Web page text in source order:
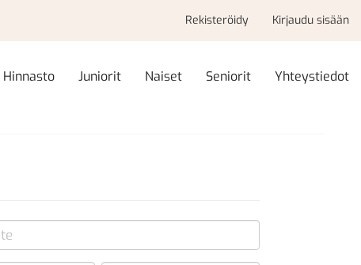
Rekisteröidy Kirjaudu sisään
Hinnasto Juniorit Naiset Seniorit Yhteystiedot